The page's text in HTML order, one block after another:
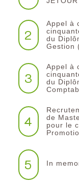
2
Appel à
du
Gestion
3
Appel à
du
4
de
pour le
5 In